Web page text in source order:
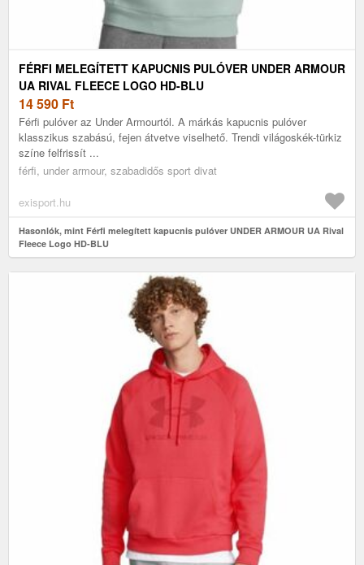
FÉRFI MELEGÍTETT KAPUCNIS PULÓVER UNDER ARMOUR
UA RIVAL FLEECE LOGO HD-BLU
14 590 Ft
Férfi pulóver az Under Armourtól. A márkás kapucnis pulóver
klasszikus szabású, fejen átvetve viselhető. Trendi világoskék-türkiz
színe felfrissít ...
férfi, under armour, szabadidős sport divat
exisport.hu
Hasonlók, mint Férfi melegített kapucnis pulóver UNDER ARMOUR UA Rival
Fleece Logo HD-BLU